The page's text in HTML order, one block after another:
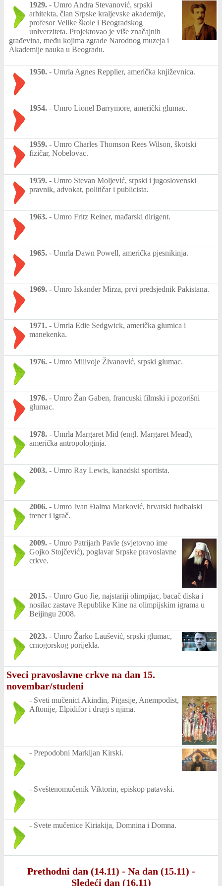
1929. - Umro Andra Stevanović, srpski
arhitekta, član Srpske kraljevske akademije,
profesor Velike škole i Beogradskog
univerziteta. Projektovao je više značajnih
građevina, među kojima zgrade Narodnog muzeja i
Akademije nauka u Beogradu.
1950. - Umrla Agnes Repplier, američka književnica.
1954. - Umro Lionel Barrymore, američki glumac.
1959. - Umro Charles Thomson Rees Wilson, škotski
fizičar, Nobelovac.
1959. - Umro Stevan Moljević, srpski i jugoslovenski
pravnik, advokat, političar i publicista.
1963. - Umro Fritz Reiner, mađarski dirigent.
1965. - Umrla Dawn Powell, američka pjesnikinja.
1969. - Umro Iskander Mirza, prvi predsjednik Pakistana.
1971. - Umrla Edie Sedgwick, američka glumica i
manekenka.
1976. - Umro Milivoje Živanović, srpski glumac.
1976. - Umro Žan Gaben, francuski filmski i pozorišni
glumac.
1978. - Umrla Margaret Mid (engl. Margaret Mead),
američka antropologinja.
2003. - Umro Ray Lewis, kanadski sportista.
2006. - Umro Ivan Đalma Marković, hrvatski fudbalski
trener i igrač.
2009. - Umro Patrijarh Pavle (svjetovno ime
Gojko Stojčević), poglavar Srpske pravoslavne
crkve.
2015. - Umro Guo Jie, najstariji olimpijac, bacač diska i
nosilac zastave Republike Kine na olimpijskim igrama u
Beijingu 2008.
2023. - Umro Žarko Laušević, srpski glumac,
crnogorskog porijekla.
Sveci pravoslavne crkve na dan 15.
novembar/studeni
- Sveti mučenici Akindin, Pigasije, Anempodist,
Aftonije, Elpidifor i drugi s njima.
- Prepodobni Markijan Kirski.
- Sveštenomučenik Viktorin, episkop patavski.
- Svete mučenice Kiriakija, Domnina i Domna.
Prethodni dan (14.11) - Na dan (15.11) -
Sledeći dan (16.11)